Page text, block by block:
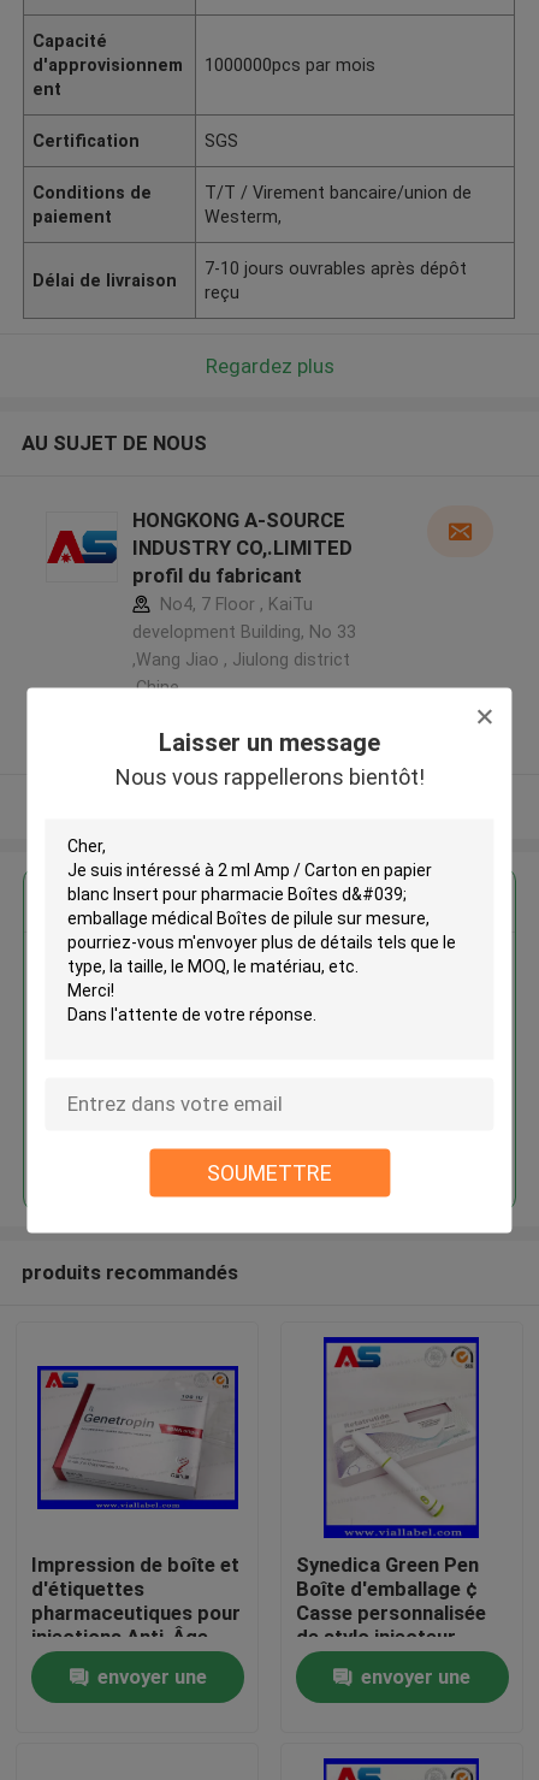
Laisser un message
Nous vous rappellerons bientôt!
SOUMETTRE
Maison
Produits
Capacité
d'approvisionnem
ent
1000000pcs par mois
Certification SGS
Conditions de
paiement
T/T / Virement bancaire/union de
Westerm,
Délai de livraison
7-10 jours ouvrables après dépôt
reçu
Regardez plus
AU SUJET DE NOUS
HONGKONG A-SOURCE
INDUSTRY CO,.LIMITED
profil du fabricant
No4, 7 Floor , KaiTu
development Building, No 33
,Wang Jiao , Jiulong district
,Chine
Fournisseur vérifié
2 ml Amp / Carton en papier
Boîtes d' emballage médical
Continuer
produits recommandés
Impression de boîte et
d'étiquettes
pharmaceutiques pour
injections Anti-Âge
191AA en petits
flacons de 3 ml
Genetropin
envoyer une
Synedica Green Pen
Boîte d'emballage ¢
Casse personnalisée
de stylo injecteur
peptidique pour Reta
stylo injecteur
peptidique 40 mg,
Synedica
envoyer une